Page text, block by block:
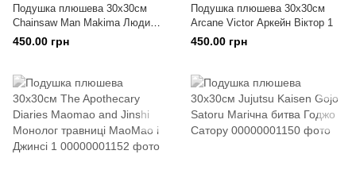
Подушка плюшева 30х30см
Chainsaw Man Makima Людина-
бензопила Макіма 1
450.00 грн
Подушка плюшева 30х30см
Arcane Victor Аркейн Віктор 1
450.00 грн